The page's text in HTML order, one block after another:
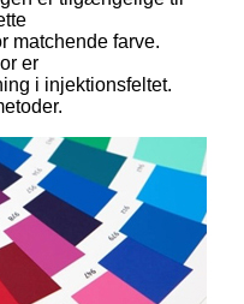
matchende farve.
er
i injektionsfeltet.